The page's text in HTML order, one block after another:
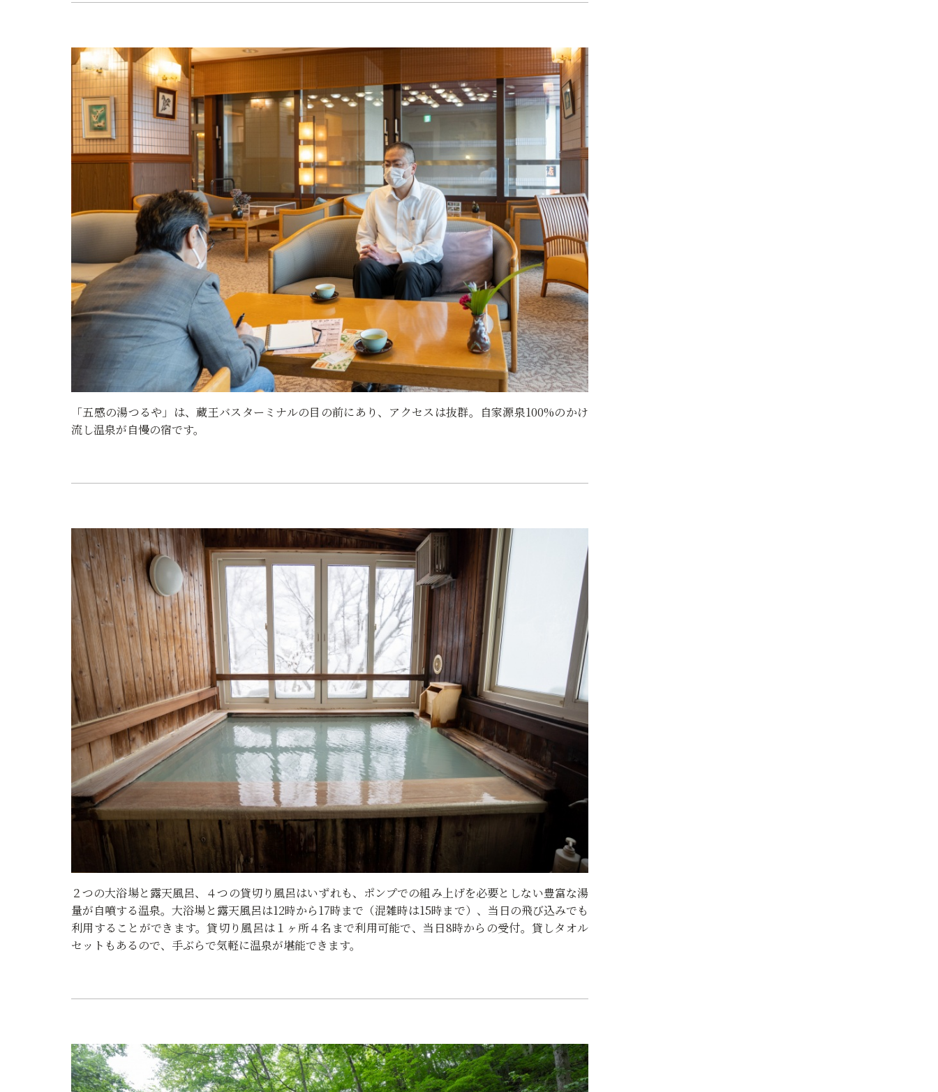
「五感の湯つるや」は、蔵王バスターミナルの目の前にあり、アクセスは抜群。自家源泉100%のかけ
流し温泉が自慢の宿です。
２つの大浴場と露天風呂、４つの貸切り風呂はいずれも、ポンプでの組み上げを必要としない豊富な湯
量が自噴する温泉。大浴場と露天風呂は12時から17時まで（混雑時は15時まで）、当日の飛び込みでも
利用することができます。貸切り風呂は１ヶ所４名まで利用可能で、当日8時からの受付。貸しタオル
セットもあるので、手ぶらで気軽に温泉が堪能できます。